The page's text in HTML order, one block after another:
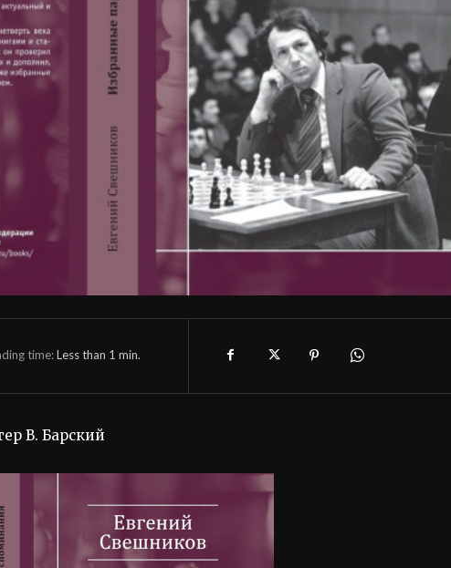
time:Less than 1 min.
В. Барский